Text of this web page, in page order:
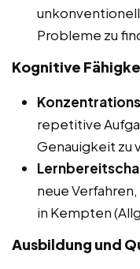
Probleme zu
Kognitive
repetitive
Genauigkeit zu
neue
in Kempten
Ausbildung und